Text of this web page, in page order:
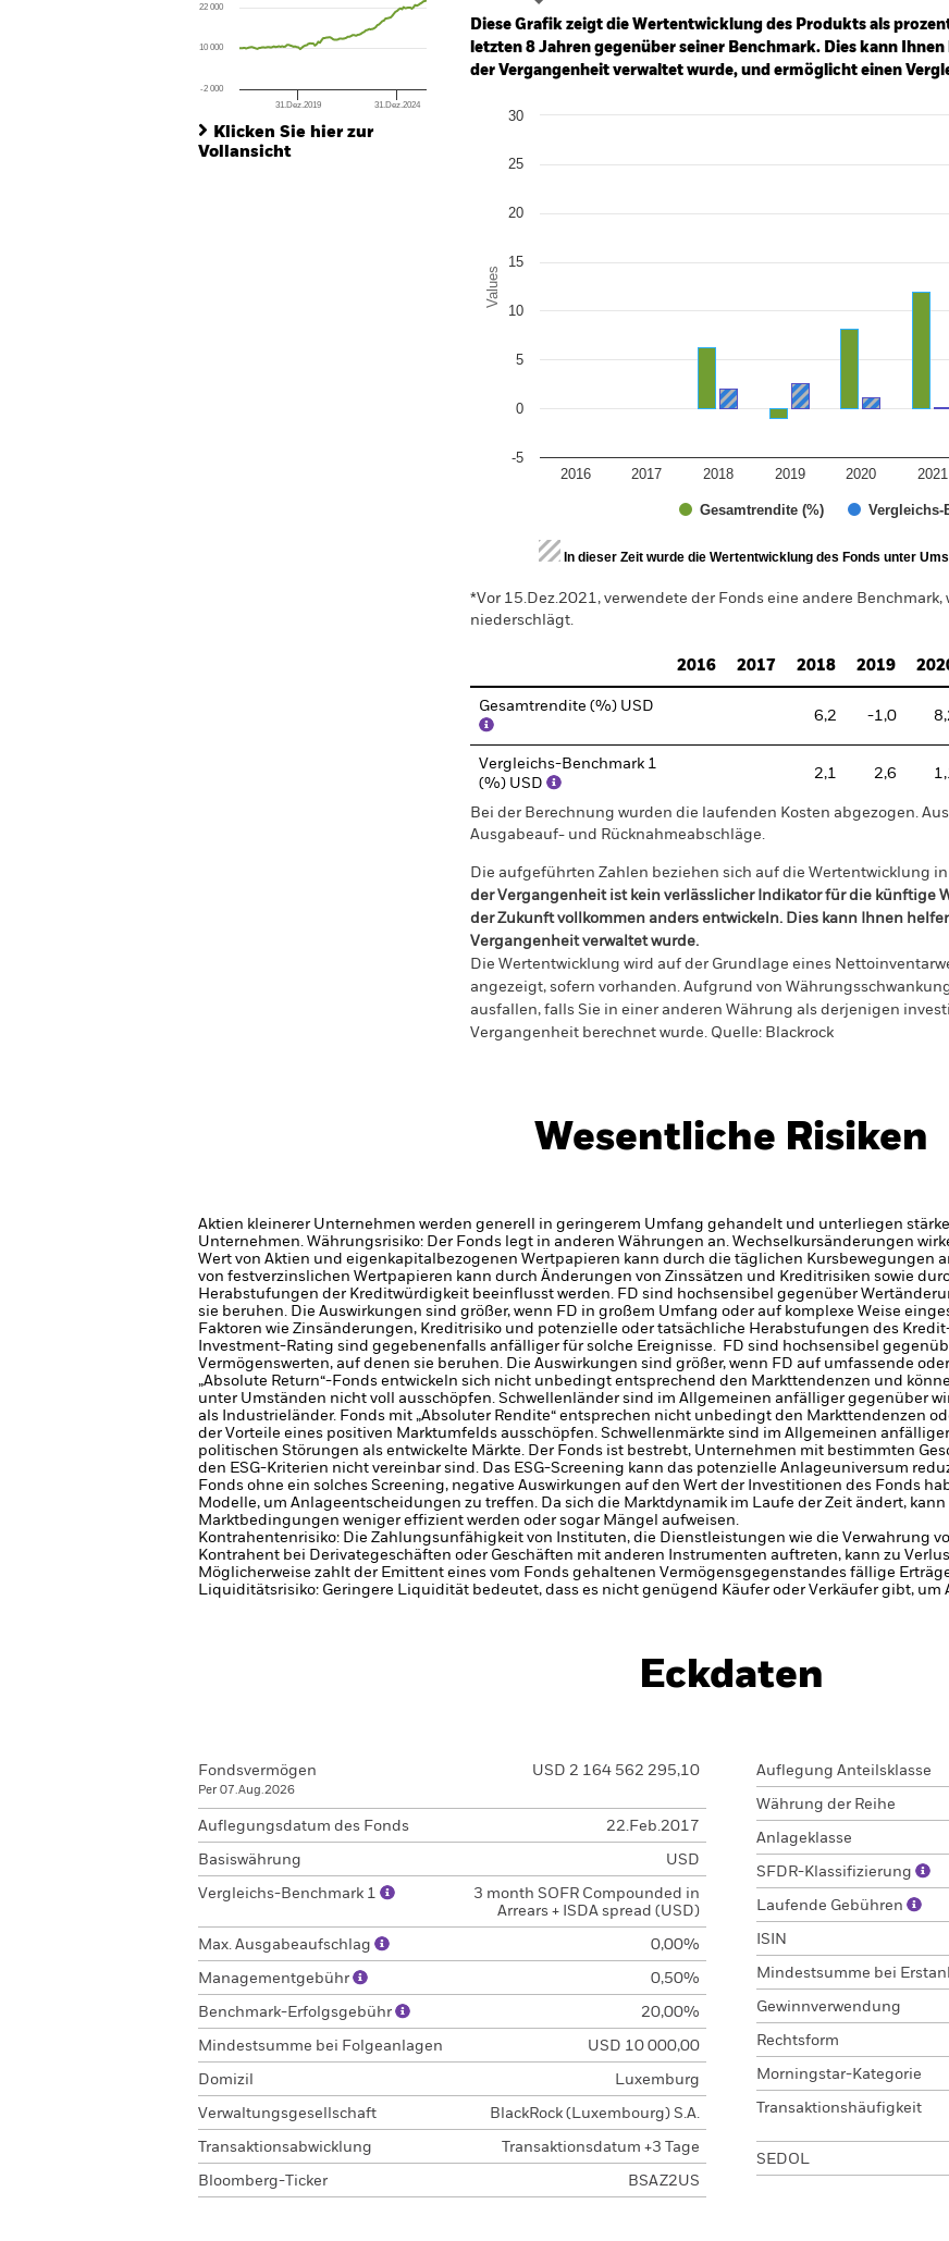
The chart has 1 Y axis displaying values. Range: -120 to 240.
31.Dez.2019 31.Dez.2024
-2 000
10 000
22 000
Klicken Sie hier zur
Vollansicht
Diese Grafik zeigt die Wertentwicklung des Produkts als
letzten 8 Jahren gegenüber seiner Benchmark. Dies kann
der Vergangenheit verwaltet wurde, und ermöglicht einen
Chart
Bar chart with 2 data series.
The chart has 1 Y axis displaying Values. Range: -5 to 30.
Values
Gesamtrendite (%) Vergleichs-
2016 2017 2018 2019 2020 2021
-5
0
5
10
15
20
25
30
End of interactive chart.
In dieser Zeit wurde die Wertentwicklung des Fonds unter
*Vor 15.Dez.2021, verwendete der Fonds eine andere
niederschlägt.
2016 2017 2018 2019
Gesamtrendite (%) USD
6,2 -1,0
Vergleichs-Benchmark 1
(%) USD
2,1 2,6
Bei der Berechnung wurden die laufenden Kosten abgezogen.
Ausgabeauf- und Rücknahmeabschläge.
Die aufgeführten Zahlen beziehen sich auf die Wertentwicklung
der Vergangenheit ist kein verlässlicher Indikator für die künftige
der Zukunft vollkommen anders entwickeln. Dies kann Ihnen
Vergangenheit verwaltet wurde.
Die Wertentwicklung wird auf der Grundlage eines
angezeigt, sofern vorhanden. Aufgrund von
ausfallen, falls Sie in einer anderen Währung als derjenigen
Vergangenheit berechnet wurde. Quelle: Blackrock
Wesentliche Risiken
Aktien kleinerer Unternehmen werden generell in geringerem Umfang gehandelt und unterliegen
Unternehmen. Währungsrisiko: Der Fonds legt in anderen Währungen an. Wechselkursänderungen
Wert von Aktien und eigenkapitalbezogenen Wertpapieren kann durch die täglichen Kursbewegungen
von festverzinslichen Wertpapieren kann durch Änderungen von Zinssätzen und Kreditrisiken sowie
Herabstufungen der Kreditwürdigkeit beeinflusst werden. FD sind hochsensibel gegenüber
sie beruhen. Die Auswirkungen sind größer, wenn FD in großem Umfang oder auf komplexe Weise
Faktoren wie Zinsänderungen, Kreditrisiko und potenzielle oder tatsächliche Herabstufungen des
Investment-Rating sind gegebenenfalls anfälliger für solche Ereignisse. FD sind hochsensibel
Vermögenswerten, auf denen sie beruhen. Die Auswirkungen sind größer, wenn FD auf umfassende
„Absolute Return“-Fonds entwickeln sich nicht unbedingt entsprechend den Markttendenzen und
unter Umständen nicht voll ausschöpfen. Schwellenländer sind im Allgemeinen anfälliger gegenüber
als Industrieländer. Fonds mit „Absoluter Rendite“ entsprechen nicht unbedingt den Markttendenzen
der Vorteile eines positiven Marktumfelds ausschöpfen. Schwellenmärkte sind im Allgemeinen
politischen Störungen als entwickelte Märkte. Der Fonds ist bestrebt, Unternehmen mit bestimmten
den ESG-Kriterien nicht vereinbar sind. Das ESG-Screening kann das potenzielle Anlageuniversum
Fonds ohne ein solches Screening, negative Auswirkungen auf den Wert der Investitionen des Fonds
Modelle, um Anlageentscheidungen zu treffen. Da sich die Marktdynamik im Laufe der Zeit ändert,
Marktbedingungen weniger effizient werden oder sogar Mängel aufweisen.
Kontrahentenrisiko: Die Zahlungsunfähigkeit von Instituten, die Dienstleistungen wie die Verwahrung
Kontrahent bei Derivategeschäften oder Geschäften mit anderen Instrumenten auftreten, kann zu
Möglicherweise zahlt der Emittent eines vom Fonds gehaltenen Vermögensgegenstandes fällige
Liquiditätsrisiko: Geringere Liquidität bedeutet, dass es nicht genügend Käufer oder Verkäufer gibt, um
Eckdaten
Fondsvermögen
Per 07.Aug.2026
USD 2 164 562 295,10
Auflegungsdatum des Fonds 22.Feb.2017
Basiswährung USD
Vergleichs-Benchmark 1
3 month SOFR Compounded in
Arrears + ISDA spread (USD)
Max. Ausgabeaufschlag 0,00%
Managementgebühr 0,50%
Benchmark-Erfolgsgebühr 20,00%
Mindestsumme bei Folgeanlagen USD 10 000,00
Domizil Luxemburg
Verwaltungsgesellschaft BlackRock (Luxembourg) S.A.
Transaktionsabwicklung Transaktionsdatum +3 Tage
Bloomberg-Ticker BSAZ2US
Auflegung Anteilsklasse
Währung der Reihe
Anlageklasse
SFDR-Klassifizierung
Laufende Gebühren
ISIN
Mindestsumme bei
Gewinnverwendung
Rechtsform
Morningstar-Kategorie
Transaktionshäufigkeit
SEDOL